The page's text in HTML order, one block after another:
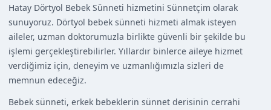
Hatay Dörtyol Bebek Sünneti hizmetini Sünnetçim olarak
sunuyoruz. Dörtyol bebek sünneti hizmeti almak isteyen
aileler, uzman doktorumuzla birlikte güvenli bir şekilde bu
işlemi gerçekleştirebilirler. Yıllardır binlerce aileye hizmet
verdiğimiz için, deneyim ve uzmanlığımızla sizleri de
memnun edeceğiz.
Bebek sünneti, erkek bebeklerin sünnet derisinin cerrahi